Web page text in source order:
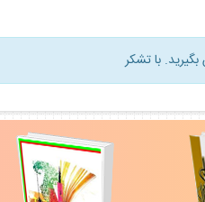
با تشكر